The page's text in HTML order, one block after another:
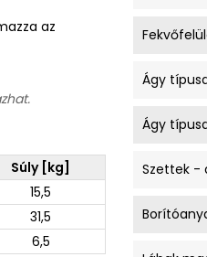
az
Súly [kg]
15,5
31,5
6,5
Ágy
Ágy
Szettek -